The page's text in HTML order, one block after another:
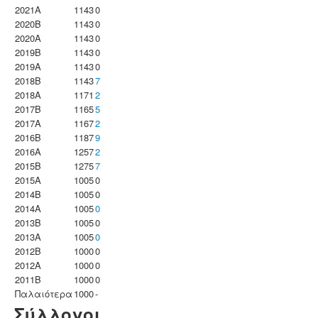
2021A
11430
2020B
11430
2020A
11430
2019B
11430
2019A
11430
2018B
11437
2018A
1171 2
2017B
11655
2017A
11672
2016B
11879
2016A
12572
2015B
12757
2015A
10050
2014B
10050
2014A
10050
2013B
10050
2013A
10050
2012B
10000
2012A
10000
2011B
10000
Παλαιότερα 1000-